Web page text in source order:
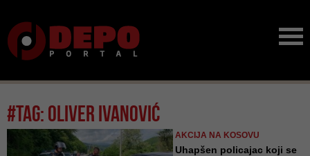
#tag: oliver ivanović
AKCIJA NA KOSOVU
Uhapšen policajac koji se